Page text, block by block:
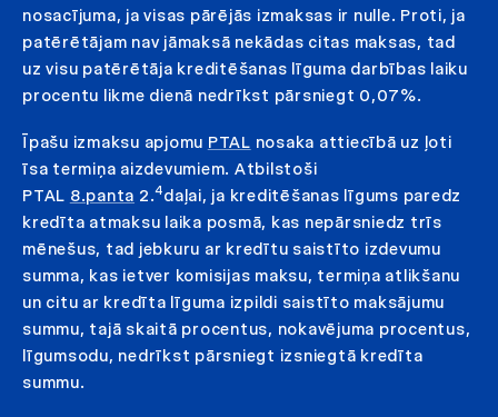
nosacījuma, ja visas pārējās izmaksas ir nulle. Proti, ja
patērētājam nav jāmaksā nekādas citas maksas, tad
uz visu patērētāja kreditēšanas līguma darbības laiku
procentu likme dienā nedrīkst pārsniegt 0,07%.
Īpašu izmaksu apjomu PTAL nosaka attiecībā uz ļoti
īsa termiņa aizdevumiem. Atbilstoši
PTAL 8.panta 2.4daļai, ja kreditēšanas līgums paredz
kredīta atmaksu laika posmā, kas nepārsniedz trīs
mēnešus, tad jebkuru ar kredītu saistīto izdevumu
summa, kas ietver komisijas maksu, termiņa atlikšanu
un citu ar kredīta līguma izpildi saistīto maksājumu
summu, tajā skaitā procentus, nokavējuma procentus,
līgumsodu, nedrīkst pārsniegt izsniegtā kredīta
summu.